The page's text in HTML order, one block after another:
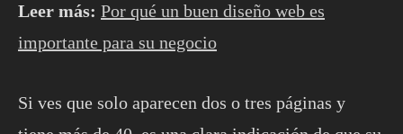
Leer más: Por qué un buen diseño web es
importante para su negocio
Si ves que solo aparecen dos o tres páginas y